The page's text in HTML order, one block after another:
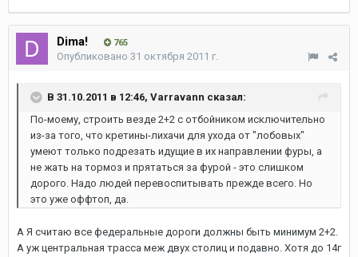
Dima! 765
Опубликовано 31 октября 2011 г.
В 31.10.2011 в 12:46, Varravann сказал:
По-моему, строить везде 2+2 с отбойником исключительно
из-за того, что кретины-лихачи для ухода от "лобовых"
умеют только подрезать идущие в их направлении фуры, а
не жать на тормоз и прятаться за фурой - это слишком
дорого. Надо людей перевоспитывать прежде всего. Но
это уже оффтоп, да.
А Я считаю все федеральные дороги должны быть минимум 2+2.
А уж центральная трасса меж двух столиц и подавно. Хотя до 14г